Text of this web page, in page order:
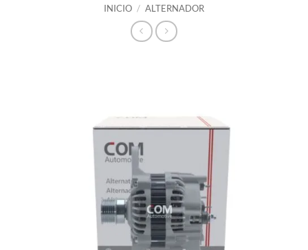
INICIO / ALTERNADOR